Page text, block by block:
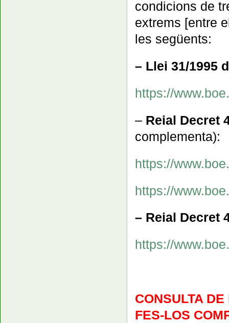
condicions de
extrems [entre
les següents:
– Llei 31/1995
https://
– Reial Decret
complementa):
https://
https://
– Reial Decret
https://
CONSULTA
FES-LOS